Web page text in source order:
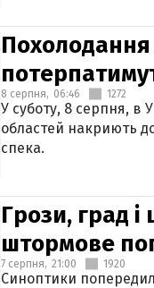
Похолодання
8 серпня, 06:46 1272
У суботу, 8 серпня, в
областей накриють
спека.
Грози, град і
штормове
7 серпня, 21:00 1920
Синоптики